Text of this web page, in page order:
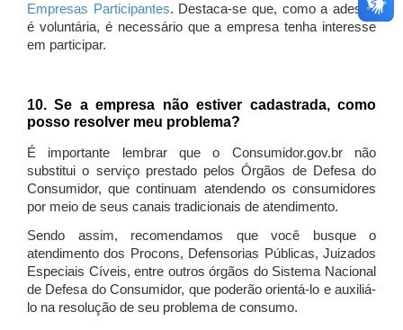
Empresas Participantes. Destaca-se que, como a adesão
é voluntária, é necessário que a empresa tenha interesse
em participar.
10. Se a empresa não estiver cadastrada, como
posso resolver meu problema?
É importante lembrar que o Consumidor.gov.br não
substitui o serviço prestado pelos Órgãos de Defesa do
Consumidor, que continuam atendendo os consumidores
por meio de seus canais tradicionais de atendimento.
Sendo assim, recomendamos que você busque o
atendimento dos Procons, Defensorias Públicas, Juizados
Especiais Cíveis, entre outros órgãos do Sistema Nacional
de Defesa do Consumidor, que poderão orientá-lo e auxiliá-
lo na resolução de seu problema de consumo.